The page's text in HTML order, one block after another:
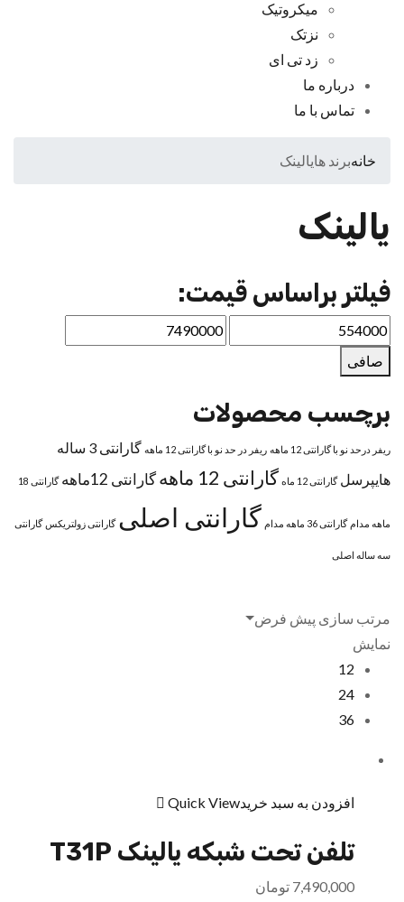
میکروتیک
نزتک
زد تی ای
درباره ما
تماس با ما
خانهبرند هایالینک
یالینک
فیلتر براساس قیمت:
صافی
برچسب محصولات
ریفر درحد نو با گارانتی 12 ماهه ریفر در حد نو با گارانتی 12 ماهه
گارانتی 3 ساله
هایپرسل گارانتی 12 ماه گارانتی 12 ماهه گارانتی 12ماهه گارانتی 18
ماهه مدام گارانتی 36 ماهه مدام گارانتی اصلی گارانتی زولتریکس گارانتی
سه ساله اصلی
مرتب سازی پیش فرض
نمایش
12
24
36
افزودن به سبد خریدQuick View
تلفن تحت شبکه یالینک T31P
7,490,000 تومان